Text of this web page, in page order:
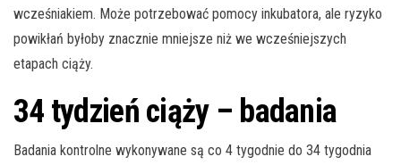
wcześniakiem. Może potrzebować pomocy inkubatora, ale ryzyko
powikłań byłoby znacznie mniejsze niż we wcześniejszych
etapach ciąży.
34 tydzień ciąży – badania
Badania kontrolne wykonywane są co 4 tygodnie do 34 tygodnia